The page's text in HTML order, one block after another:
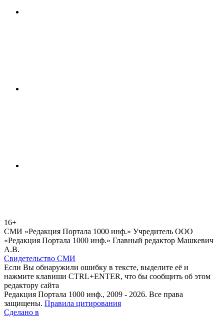
16+
СМИ «Редакция Портала 1000 инф.» Учредитель ООО
«Редакция Портала 1000 инф.» Главный редактор Машкевич
А.В.
Свидетельство СМИ
Если Вы обнаружили ошибку в тексте, выделите её и
нажмите клавиши CTRL+ENTER, что бы сообщить об этом
редактору сайта
Редакция Портала 1000 инф., 2009 - 2026. Все права
защищены. Правила цитирования
Сделано в